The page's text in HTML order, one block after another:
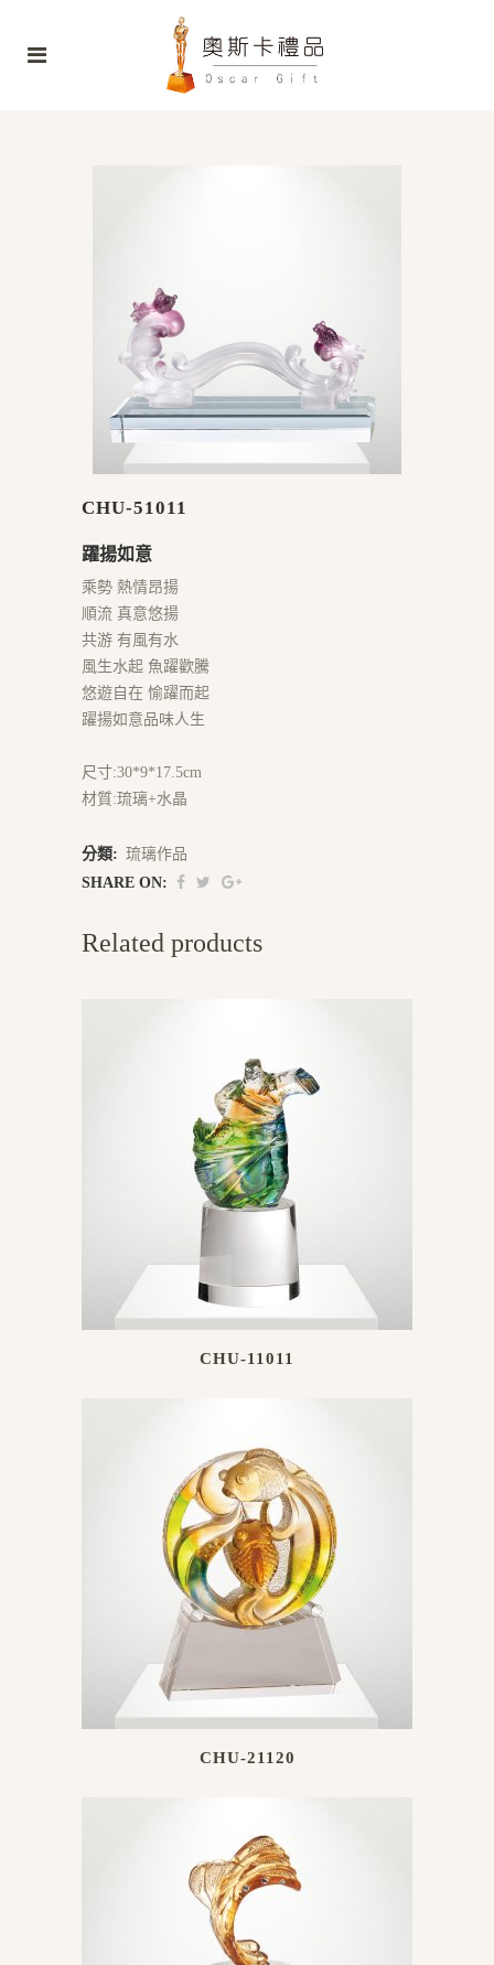
CHU-51011
躍揚如意
乘勢 熱情昂揚
順流 真意悠揚
共游 有風有水
風生水起 魚躍歡騰
悠遊自在 愉躍而起
躍揚如意品味人生
尺寸:30*9*17.5cm
材質:琉璃+水晶
分類: 琉璃作品
SHARE ON:
Related products
CHU-11011
CHU-21120